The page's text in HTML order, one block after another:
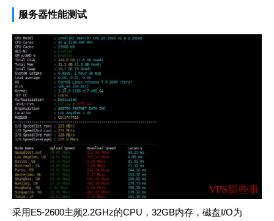
服务器性能测试
采用E5-2600主频2.2GHz的CPU，32GB内存，磁盘I/O为